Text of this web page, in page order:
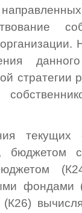
данного
стратегии
текущих